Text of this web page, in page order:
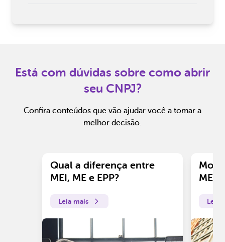
Está com dúvidas sobre como abrir
seu CNPJ?
Confira conteúdos que vão ajudar você a tomar a
melhor decisão.
Qual a diferença entre
MEI, ME e EPP?
Leia mais
ME?
Leia